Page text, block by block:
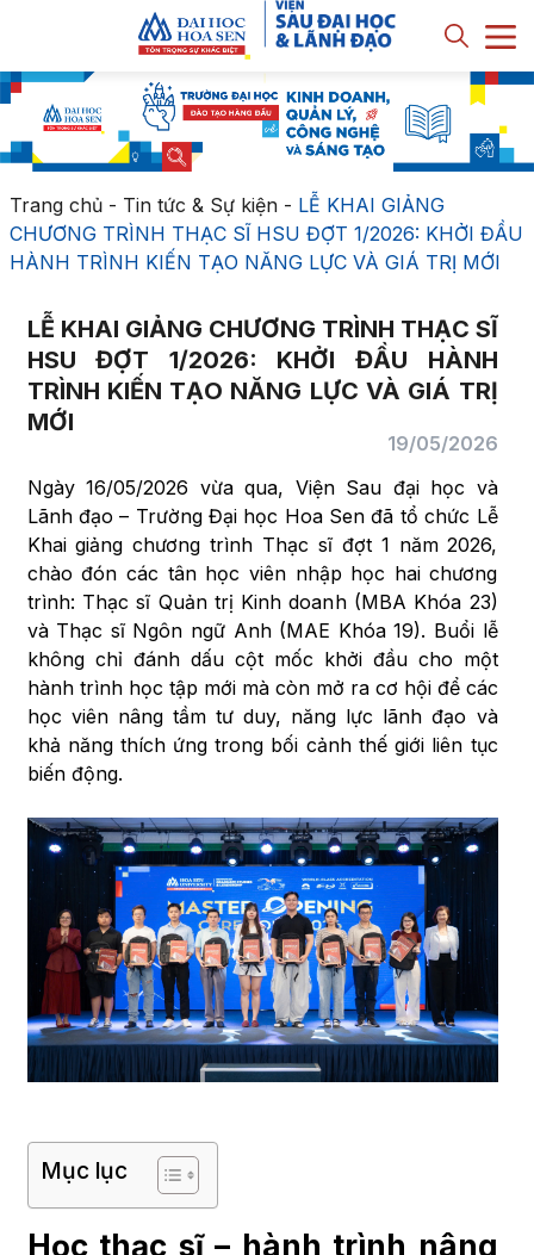
Trang chủ- Tin tức & Sự kiện- LỄ KHAI GIẢNG
CHƯƠNG TRÌNH THẠC SĨ HSU ĐỢT 1/2026: KHỞI ĐẦU
HÀNH TRÌNH KIẾN TẠO NĂNG LỰC VÀ GIÁ TRỊ MỚI
LỄ KHAI GIẢNG CHƯƠNG TRÌNH THẠC SĨ
HSU ĐỢT 1/2026: KHỞI ĐẦU HÀNH
TRÌNH KIẾN TẠO NĂNG LỰC VÀ GIÁ TRỊ
MỚI
19/05/2026
Ngày 16/05/2026 vừa qua, Viện Sau đại học và
Lãnh đạo – Trường Đại học Hoa Sen đã tổ chức Lễ
Khai giảng chương trình Thạc sĩ đợt 1 năm 2026,
chào đón các tân học viên nhập học hai chương
trình: Thạc sĩ Quản trị Kinh doanh (MBA Khóa 23)
và Thạc sĩ Ngôn ngữ Anh (MAE Khóa 19). Buổi lễ
không chỉ đánh dấu cột mốc khởi đầu cho một
hành trình học tập mới mà còn mở ra cơ hội để các
học viên nâng tầm tư duy, năng lực lãnh đạo và
khả năng thích ứng trong bối cảnh thế giới liên tục
biến động.
Mục lục
Học thạc sĩ – hành trình nâng